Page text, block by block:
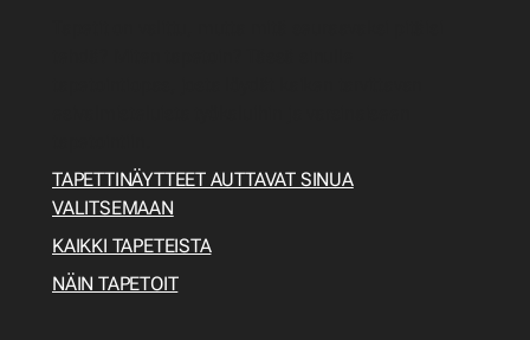
TAPETTINÄYTTEET AUTTAVAT SINUA
VALITSEMAAN
KAIKKI TAPETEISTA
NÄIN TAPETOIT